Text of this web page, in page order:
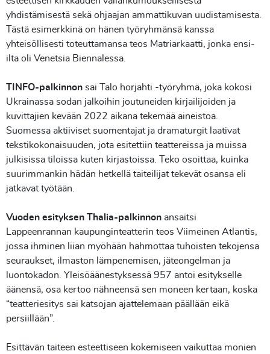
yhdistämisestä sekä ohjaajan ammattikuvan uudistamisesta.
Tästä esimerkkinä on hänen työryhmänsä kanssa
yhteisöllisesti toteuttamansa teos Matriarkaatti, jonka ensi-
ilta oli Venetsia Biennalessa.
TINFO-palkinnon sai Talo horjahti -työryhmä, joka kokosi
Ukrainassa sodan jalkoihin joutuneiden kirjailijoiden ja
kuvittajien kevään 2022 aikana tekemää aineistoa.
Suomessa aktiiviset suomentajat ja dramaturgit laativat
tekstikokonaisuuden, jota esitettiin teattereissa ja muissa
julkisissa tiloissa kuten kirjastoissa. Teko osoittaa, kuinka
suurimmankin hädän hetkellä taiteilijat tekevät osansa eli
jatkavat työtään.
Vuoden esityksen Thalia-palkinnon ansaitsi
Lappeenrannan kaupunginteatterin teos Viimeinen Atlantis,
jossa ihminen liian myöhään hahmottaa tuhoisten tekojensa
seuraukset, ilmaston lämpenemisen, jäteongelman ja
luontokadon. Yleisöäänestyksessä 957 antoi esitykselle
äänensä, osa kertoo nähneensä sen moneen kertaan, koska
“teatteriesitys sai katsojan ajattelemaan päällään eikä
persiillään”.
Esittävän taiteen esteettiseen kokemiseen vaikuttaa monien